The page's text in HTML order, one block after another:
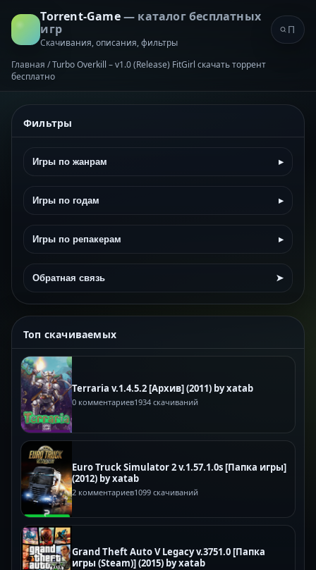
Torrent-Game— каталог бесплатных
игр
Скачивания, описания, фильтры
Главная /Turbo Overkill – v1.0 (Release) FitGirl скачать торрент
бесплатно
Фильтры
Игры по жанрам ▸
Игры по годам ▸
Игры по репакерам ▸
Обратная связь ➤
Топ скачиваемых
Terraria v.1.4.5.2 [Архив] (2011) by xatab
0 комментариев1934 скачиваний
Euro Truck Simulator 2 v.1.57.1.0s [Папка игры]
(2012) by xatab
2 комментариев1099 скачиваний
Grand Theft Auto V Legacy v.3751.0 [Папка
игры (Steam)] (2015) by xatab